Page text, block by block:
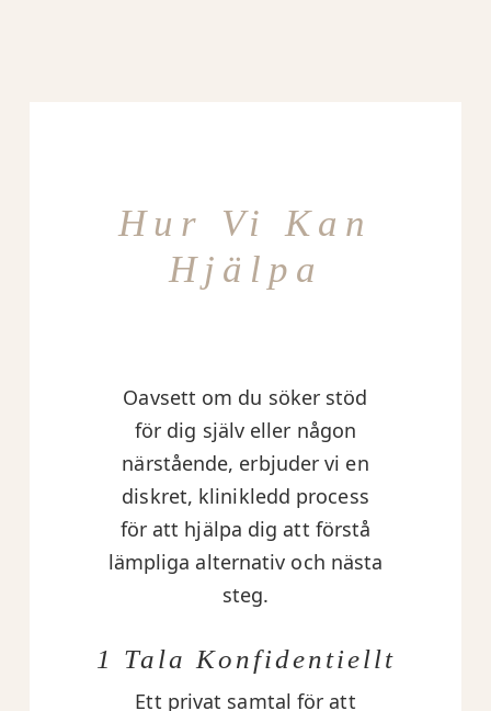
Hur Vi Kan
Hjälpa
Oavsett om du söker stöd
för dig själv eller någon
närstående, erbjuder vi en
diskret, klinikledd process
för att hjälpa dig att förstå
lämpliga alternativ och nästa
steg.
1 Tala Konfidentiellt
Ett privat samtal för att